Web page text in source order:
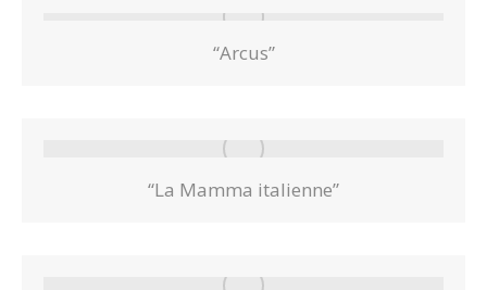
“Arcus”
“La Mamma italienne”